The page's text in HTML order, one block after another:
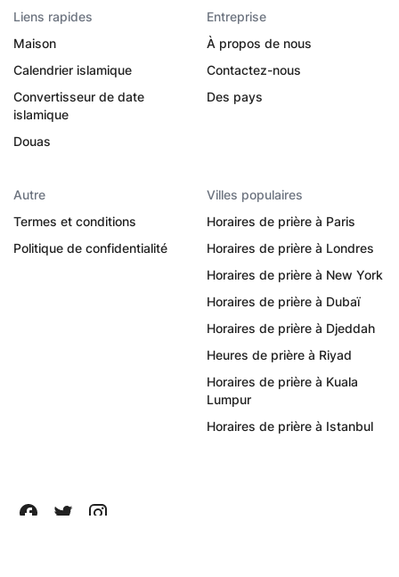
Liens rapides
Maison
Calendrier islamique
Convertisseur de date
islamique
Douas
Entreprise
À propos de nous
Contactez-nous
Des pays
Autre
Termes et conditions
Politique de confidentialité
Villes populaires
Horaires de prière à Paris
Horaires de prière à Londres
Horaires de prière à New York
Horaires de prière à Dubaï
Horaires de prière à Djeddah
Heures de prière à Riyad
Horaires de prière à Kuala
Lumpur
Horaires de prière à Istanbul